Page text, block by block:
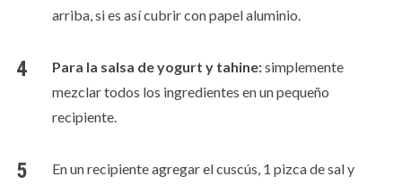
arriba, si es así cubrir con papel aluminio.
Para la salsa de yogurt y tahine:simplemente
mezclar todos los ingredientes en un pequeño
recipiente.
En un recipiente agregar el cuscús, 1 pizca de sal y